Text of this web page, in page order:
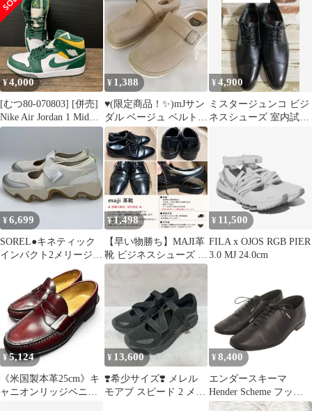
¥4,000
[むつ80-070803] [併売]
Nike Air Jordan 1 Mid
Seattle Supersonics
¥ 1,388
♥️(限定商品！✨)mJサン
ダル ベージュ ベルト付
き
¥4,900
ミスタージュンコ ビジ
ネスシューズ 室内試着
¥6,699
SOREL●キネティック
インパクト2メリージェ
ーン 26cm シーソルト/
¥1,498
【早い物勝ち】MAJI革
靴 ビジネスシューズ ブ
ラック メンズ 使用感あ
¥ 11,500
FILA x OJOS RGB PIER
3.0 MJ 24.0cm
¥5,124
《米国製本革25cm》キ
ャニオンリッジペニー
¥ 13,600
❣️希少サイズ❣️ メレル
モアブ スピード 2 メリ
¥ 8,400
エンダースキーマ
Hender Scheme フット
キャスト レザーシュー